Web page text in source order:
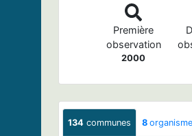
Première
observation
2000
134 communes 8